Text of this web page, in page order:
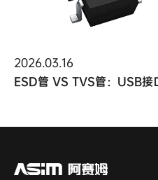
2026.03.16
ESD管 VS TVS管：USB接